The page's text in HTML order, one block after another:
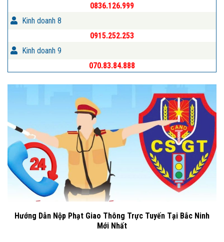
0836.126.999
Kinh doanh 8
0915.252.253
Kinh doanh 9
070.83.84.888
Hướng Dẫn Nộp Phạt Giao Thông Trực Tuyến Tại Bắc Ninh
Mới Nhất